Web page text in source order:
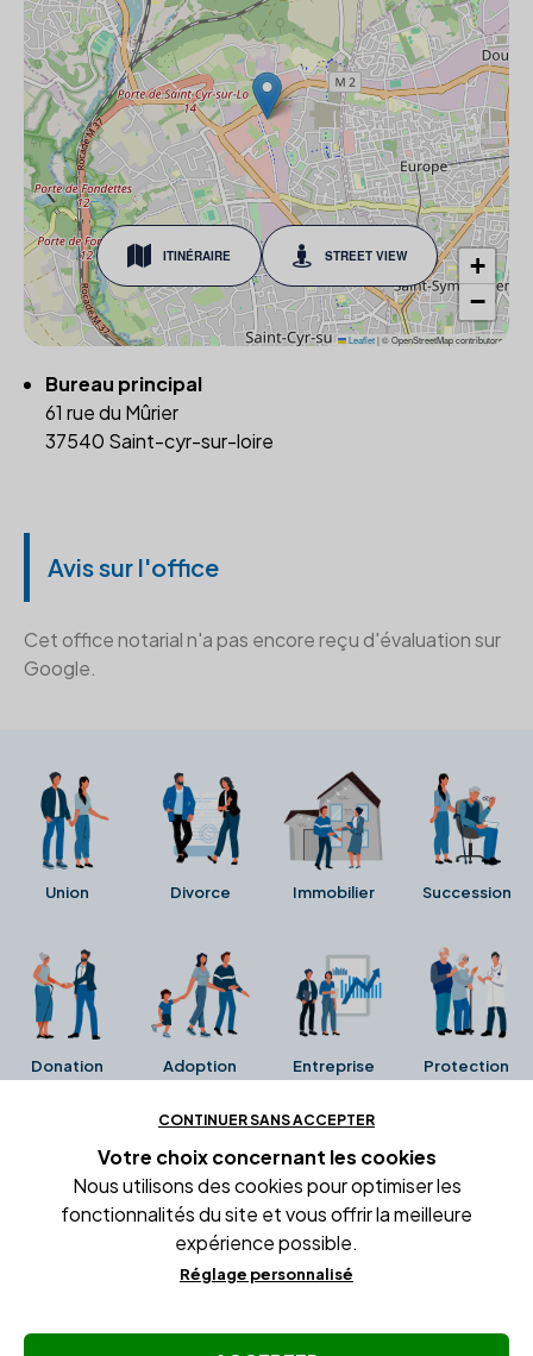
ITINÉRAIRE STREET VIEW
+
−
Leaflet|© OpenStreetMap contributors
Bureau principal
61 rue du Mûrier
37540 Saint-cyr-sur-loire
Avis sur l'office
Cet office notarial n'a pas encore reçu d'évaluation sur
Google.
Union Divorce Immobilier Succession
Donation Adoption Entreprise Protection
Ces avis proviennent directement de la fiche Google
Business de l'office notarial. Ils n'ont ni été collectés ni
été vérifiés par Alexia.fr.
Conditions générales d'utilisation
Gestion des cookies
CONTINUER SANS ACCEPTER
Votre choix concernant les cookies
Nous utilisons des cookies pour optimiser les
fonctionnalités du site et vous offrir la meilleure
expérience possible.
Réglage personnalisé